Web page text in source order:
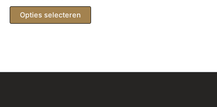
Opties selecteren